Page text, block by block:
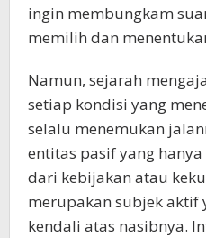
ingin membungkam
memilih dan
Namun, sejarah
setiap kondisi yang
selalu menemukan
entitas pasif yang
dari kebijakan atau
merupakan subjek aktif
kendali atas nasibnya.